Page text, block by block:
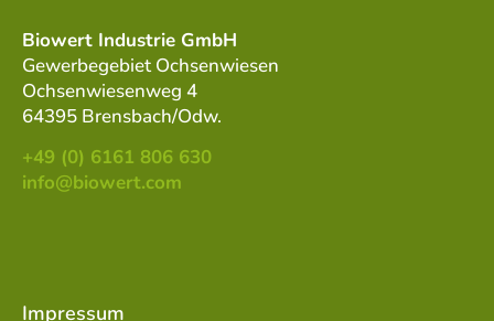
Biowert Industrie GmbH
Gewerbegebiet Ochsenwiesen
Ochsenwiesenweg 4
64395 Brensbach/Odw.
+49 (0) 6161 806 630
info@biowert.com
Impressum